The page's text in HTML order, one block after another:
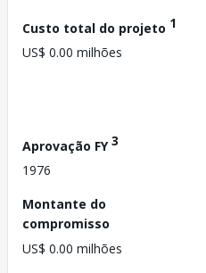
Custo total do projeto 1
US$ 0.00 milhões
Aprovação FY3
1976
Montante do
compromisso
US$ 0.00 milhões